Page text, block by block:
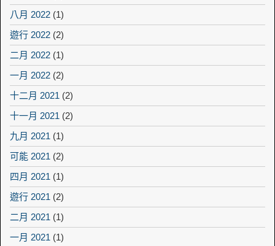
八月 2022 (1)
遊行 2022 (2)
二月 2022 (1)
一月 2022 (2)
十二月 2021 (2)
十一月 2021 (2)
九月 2021 (1)
可能 2021 (2)
四月 2021 (1)
遊行 2021 (2)
二月 2021 (1)
一月 2021 (1)